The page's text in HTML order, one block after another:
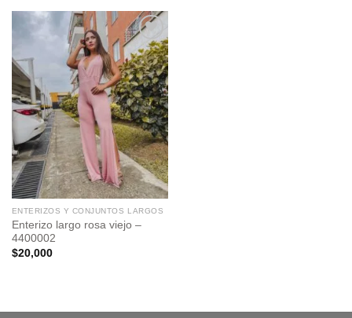
Add to
wishlist
ENTERIZOS Y CONJUNTOS LARGOS
Enterizo largo rosa viejo –
4400002
$20,000